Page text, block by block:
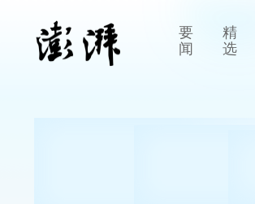
要
闻
精
选